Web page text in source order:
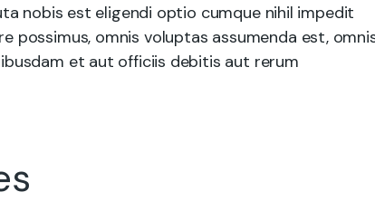
nobis est eligendi optio cumque nihil impedit
possimus, omnis voluptas assumenda est,
et aut officiis debitis aut rerum